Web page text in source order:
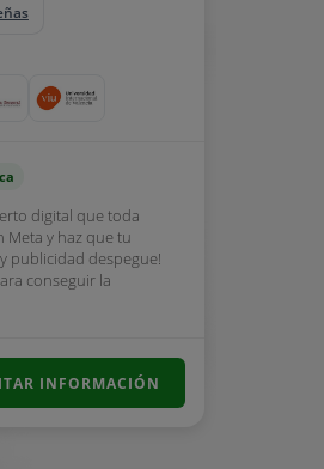
digital que toda
Meta y haz que tu
publicidad despegue!
conseguir la
INFORMACIÓN